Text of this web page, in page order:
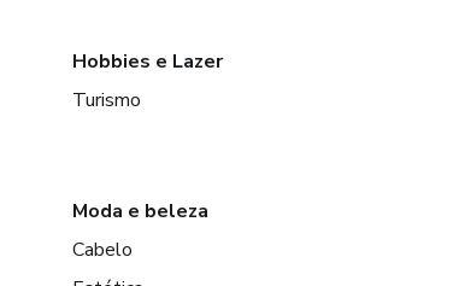
Hobbies e Lazer
Turismo
Moda e beleza
Cabelo